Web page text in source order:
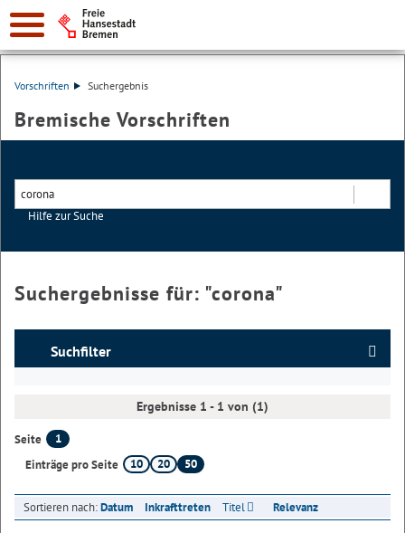
Vorschriften Suchergebnis
Bremische Vorschriften
Hilfe zur Suche
Suchergebnisse für: "corona"
Suchfilter
Ergebnisse 1 - 1 von (1)
Seite
1
Einträge pro Seite
10 20 50
Sortieren nach:Datum Inkrafttreten Titel Relevanz